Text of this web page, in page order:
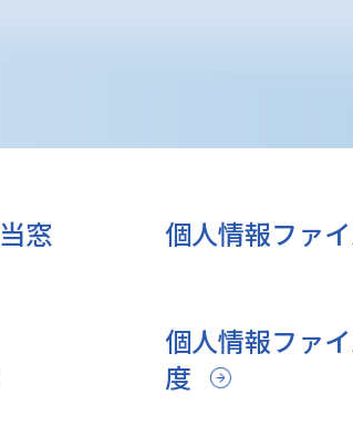
窓
個人情報ファ
個人情報ファイ
度